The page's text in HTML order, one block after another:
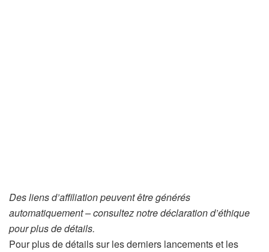
Des liens d’affiliation peuvent être générés
automatiquement – consultez notre déclaration d’éthique
pour plus de détails.
Pour plus de détails sur les derniers lancements et les